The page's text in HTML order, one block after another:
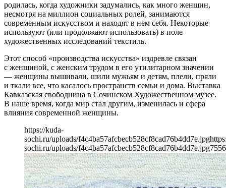
родилась, когда художники задумались, как много женщин,
несмотря на миллион социальных ролей, занимаются
современным искусством и находят в нем себя. Некоторые
используют (или продолжают использовать) в поле
художественных исследований текстиль.
Этот способ «производства искусства» издревле связан
с женщиной, с женским трудом в его утилитарном значении
— женщины вышивали, шили мужьям и детям, плели, пряли
и ткали все, что касалось пространств семьи и дома. Выставка
Кавказская свободница в Сочинском Художественном музее.
В наше время, когда мир стал другим, изменилась и сфера
влияния современной женщины.
https://kuda-
sochi.ru/uploads/f4c4ba57afcbecb528cf8cad76b4dd7e.jpg
sochi.ru/uploads/f4c4ba57afcbecb528cf8cad76b4dd7e.jpg755